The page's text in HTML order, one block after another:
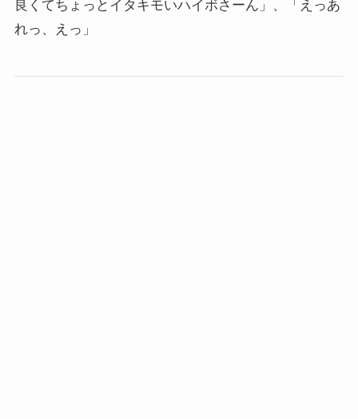
良くてちょっとイタキモいハイボさーん」、「えっあ
れっ、えっ」